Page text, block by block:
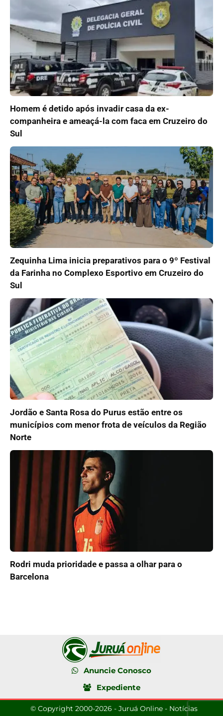
Homem é detido após invadir casa da ex-
companheira e ameaçá-la com faca em Cruzeiro do
Sul
Zequinha Lima inicia preparativos para o 9º Festival
da Farinha no Complexo Esportivo em Cruzeiro do
Sul
Jordão e Santa Rosa do Purus estão entre os
municípios com menor frota de veículos da Região
Norte
Rodri muda prioridade e passa a olhar para o
Barcelona
Anuncie Conosco
Expediente
© Copyright 2000-2026 - Juruá Online - Notícias